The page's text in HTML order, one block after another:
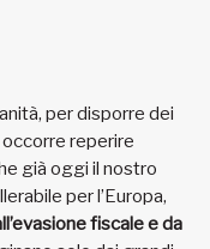
per disporre dei
occorre reperire
già oggi il nostro
per l’Europa,
fiscale e da